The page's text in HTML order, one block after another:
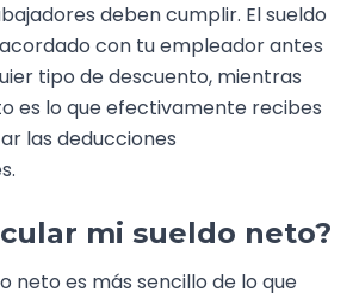
deben cumplir. El sueldo
con tu empleador antes
tipo de descuento, mientras
es lo que efectivamente recibes
las deducciones
mi sueldo neto?
neto es más sencillo de lo que